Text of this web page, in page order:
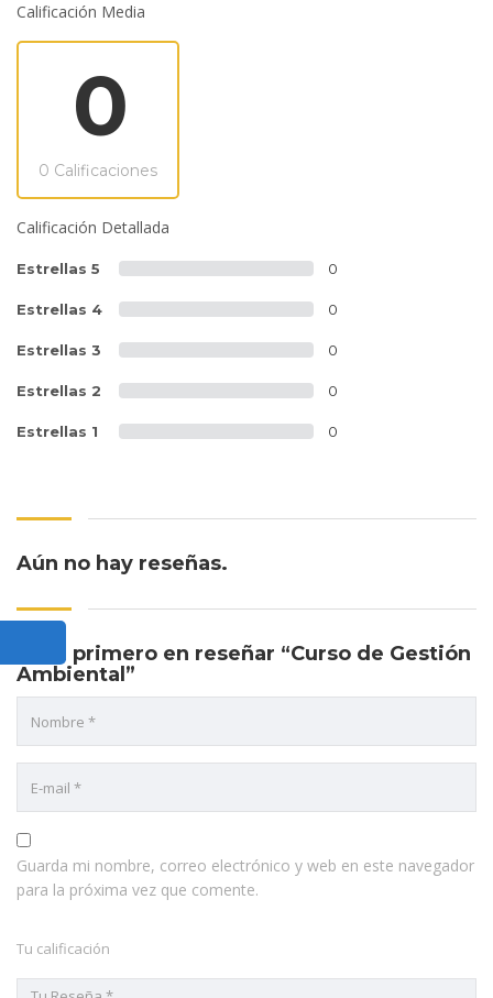
Calificación Media
0
0 Calificaciones
Calificación Detallada
Estrellas 5 0
Estrellas 4 0
Estrellas 3 0
Estrellas 2 0
Estrellas 1 0
Aún no hay reseñas.
Sé el primero en reseñar “Curso de Gestión
Ambiental”
Guarda mi nombre, correo electrónico y web en este navegador
para la próxima vez que comente.
Tu calificación